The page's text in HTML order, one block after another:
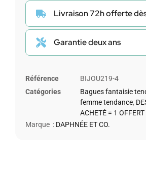
Livraison 72h offerte
Garantie deux ans
Référence
BIJOU219-4
Catégories
Bagues fantaisie
femme tendance,
ACHETÉ = 1 OFFERT
Marque : DAPHNÉE ET CO.